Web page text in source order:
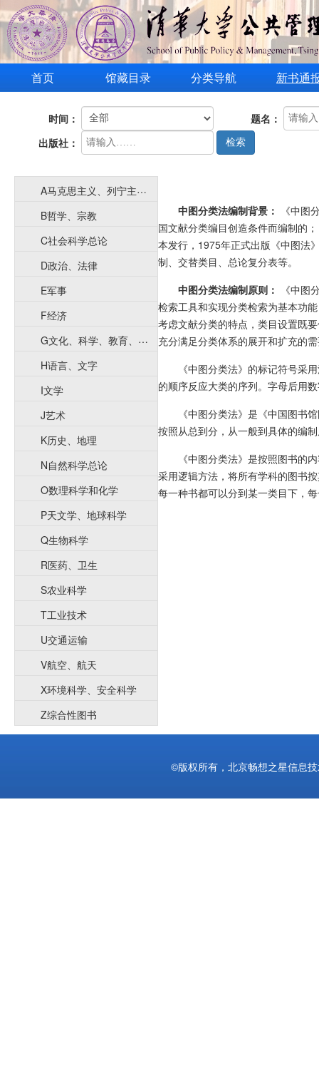
首页 馆藏目录 分类导航 新书通
时间：
题名：
出版社：
检索
A马克思主义、列宁主义、毛泽东思想、邓小平理论
B哲学、宗教
C社会科学总论
D政治、法律
E军事
F经济
G文化、科学、教育、体育
H语言、文字
I文学
J艺术
K历史、地理
N自然科学总论
O数理科学和化学
P天文学、地球科学
Q生物科学
R医药、卫生
S农业科学
T工业技术
U交通运输
V航空、航天
X环境科学、安全科学
Z综合性图书
中图分类法编制背景：
《中图
国文献分类编目创造条件而编制的
本发行，1975年正式出版《中图法
制、交替类目、总论复分表等。
中图分类法编制原则：
《中图
检索工具和实现分类检索为基本功
考虑文献分类的特点，类目设置既
充分满足分类体系的展开和扩充的
《中图分类法》的标记符号采
的顺序反应大类的序列。字母后用
《中图分类法》是《中国图书
按照从总到分，从一般到具体的编
《中图分类法》是按照图书的
采用逻辑方法，将所有学科的图书
每一种书都可以分到某一类目下，
©版权所有，北京畅想之星信息